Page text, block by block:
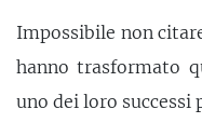
Impossibile non
hanno trasformato
uno dei loro